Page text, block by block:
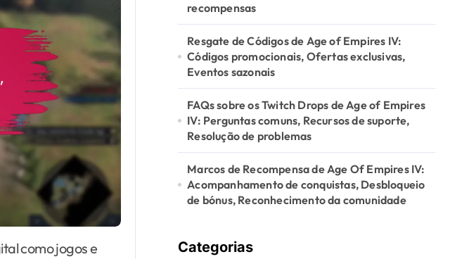
recompensas
Resgate de Códigos de Age of Empires IV:
Códigos promocionais, Ofertas exclusivas,
Eventos sazonais
FAQs sobre os Twitch Drops de Age of Empires
IV: Perguntas comuns, Recursos de suporte,
Resolução de problemas
Marcos de Recompensa de Age Of Empires IV:
Acompanhamento de conquistas, Desbloqueio
de bónus, Reconhecimento da comunidade
Categorias